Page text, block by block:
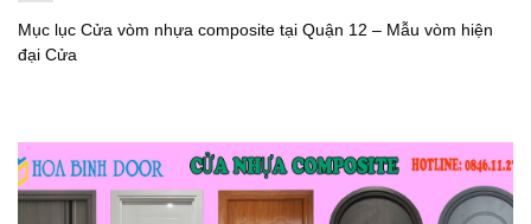
Mục lục Cửa vòm nhựa composite tại Quận 12 – Mẫu vòm hiện
đại Cửa